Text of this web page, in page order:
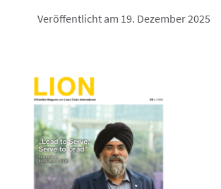
Veröffentlicht am 19. Dezember 2025